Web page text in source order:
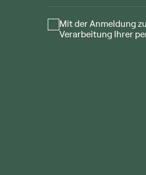
Mit der Anmeldung
Verarbeitung Ihrer